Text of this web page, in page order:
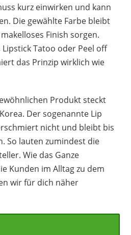
kurz einwirken und kann
Die gewählte Farbe bleibt
Finish sorgen.
Tatoo oder Peel off
das Prinzip wirklich wie
Produkt steckt
Der sogenannte Lip
nicht und bleibt bis
So lauten zumindest die
Wie das Ganze
Kunden im Alltag zu dem
wir für dich näher